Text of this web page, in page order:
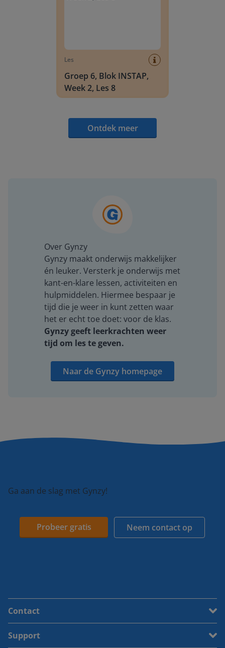
Les
Groep 6, Blok INSTAP,
Week 2, Les 8
Ontdek meer
Over Gynzy
Gynzy maakt onderwijs makkelijker
én leuker. Versterk je onderwijs met
kant-en-klare lessen, activiteiten en
hulpmiddelen. Hiermee bespaar je
tijd die je weer in kunt zetten waar
het er echt toe doet: voor de klas.
Gynzy geeft leerkrachten weer
tijd om les te geven.
Naar de Gynzy homepage
Ga aan de slag met Gynzy!
Probeer gratis Neem contact op
Contact
Support